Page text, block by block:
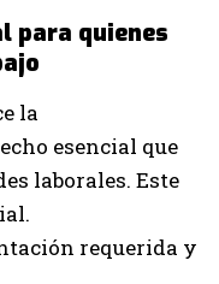
para quienes
la
esencial que
laborales. Este
requerida y